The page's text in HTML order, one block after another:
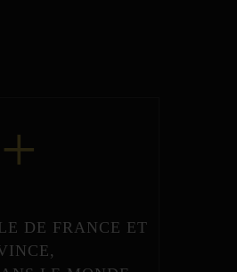
+
DE FRANCE ET
,